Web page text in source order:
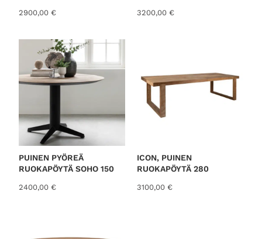
2900,00 € 3200,00 €
PUINEN PYÖREÄ
RUOKAPÖYTÄ SOHO 150
2400,00 €
ICON, PUINEN
RUOKAPÖYTÄ 280
3100,00 €